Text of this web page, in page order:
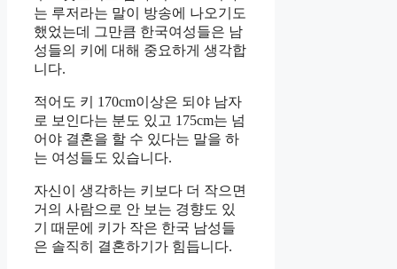
는 루저라는 말이 방송에 나오기도
했었는데 그만큼 한국여성들은 남
성들의 키에 대해 중요하게 생각합
니다.
적어도 키 170cm이상은 되야 남자
로 보인다는 분도 있고 175cm는 넘
어야 결혼을 할 수 있다는 말을 하
는 여성들도 있습니다.
자신이 생각하는 키보다 더 작으면
거의 사람으로 안 보는 경향도 있
기 때문에 키가 작은 한국 남성들
은 솔직히 결혼하기가 힘듭니다.